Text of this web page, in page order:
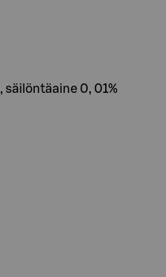
säilöntäaine 0, 01%